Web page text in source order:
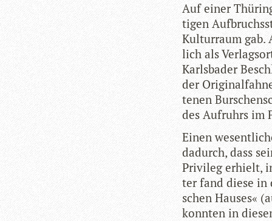
Auf einer
ti­gen
Kul­tur­raum gab.
lich als
Karls­ba­der
der
te­nen
des Auf­ruhrs im
Einen
dadurch, dass
Pri­vi­leg erhielt,
ter fand diese in
schen Hau­ses«
konn­ten in